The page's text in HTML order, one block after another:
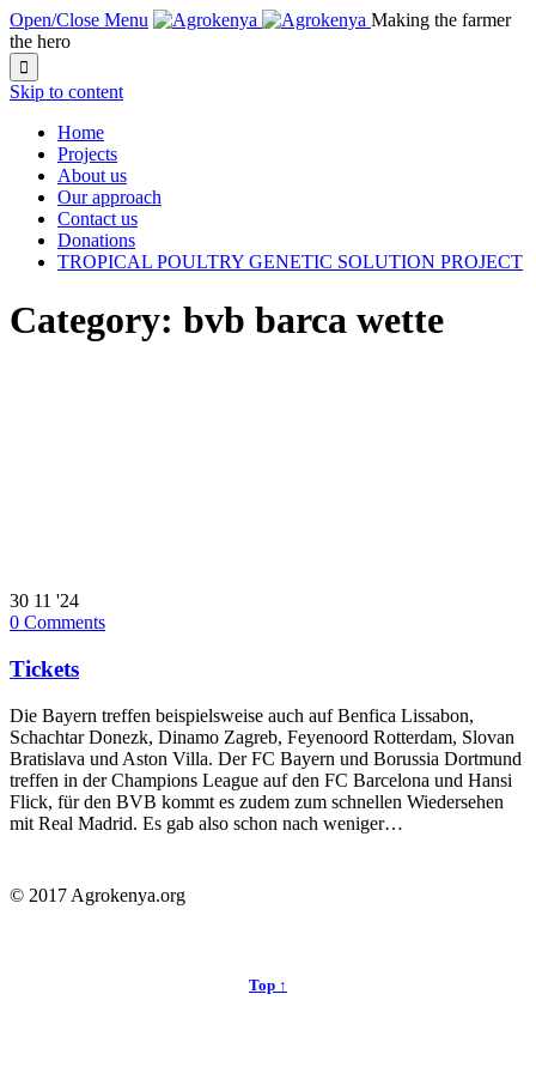
Open/Close Menu
Making the farmer
the hero

Skip to content
Home
Projects
About us
Our approach
Contact us
Donations
TROPICAL POULTRY GENETIC SOLUTION PROJECT
Category: bvb barca wette
30 11 '24
0 Comments
Tickets
Die Bayern treffen beispielsweise auch auf Benfica Lissabon,
Schachtar Donezk, Dinamo Zagreb, Feyenoord Rotterdam, Slovan
Bratislava und Aston Villa. Der FC Bayern und Borussia Dortmund
treffen in der Champions League auf den FC Barcelona und Hansi
Flick, für den BVB kommt es zudem zum schnellen Wiedersehen
mit Real Madrid. Es gab also schon nach weniger…
© 2017 Agrokenya.org
Top ↑